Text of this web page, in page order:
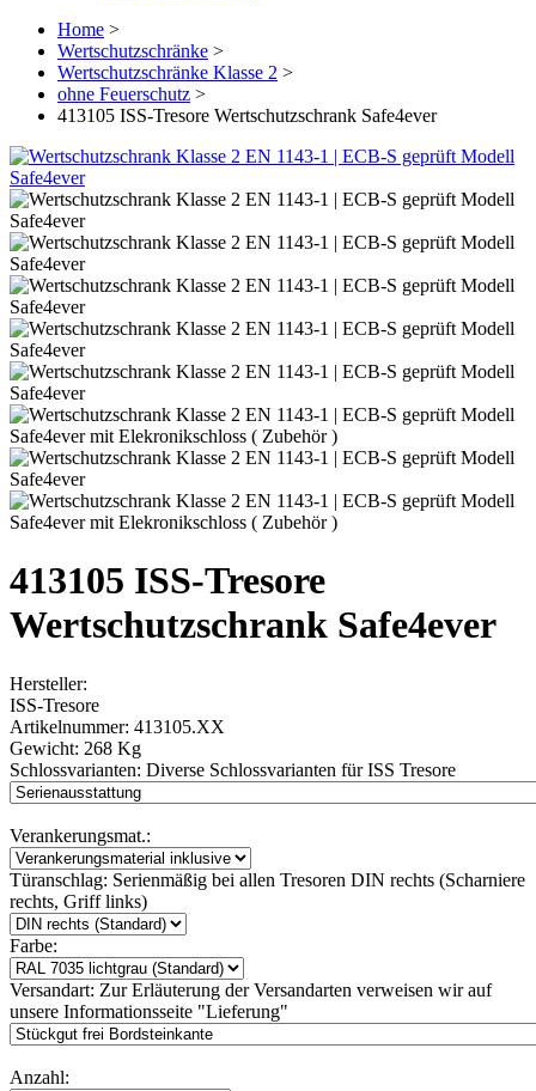
Home >
Wertschutzschränke >
Wertschutzschränke Klasse 2 >
ohne Feuerschutz >
413105 ISS-Tresore Wertschutzschrank Safe4ever
413105 ISS-Tresore
Wertschutzschrank Safe4ever
Hersteller:
ISS-Tresore
Artikelnummer: 413105.XX
Gewicht: 268 Kg
Schlossvarianten: Diverse Schlossvarianten für ISS Tresore
Verankerungsmat.:
Türanschlag: Serienmäßig bei allen Tresoren DIN rechts (Scharniere
rechts, Griff links)
Farbe:
Versandart: Zur Erläuterung der Versandarten verweisen wir auf
unsere Informationsseite "Lieferung"
Anzahl: